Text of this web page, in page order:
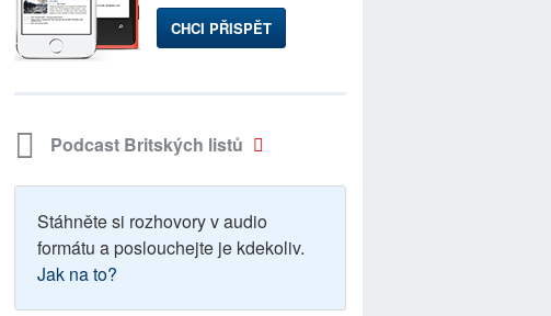
CHCI PŘISPĚT
Podcast Britských listů
Stáhněte si rozhovory v audio
formátu a poslouchejte je kdekoliv.
Jak na to?